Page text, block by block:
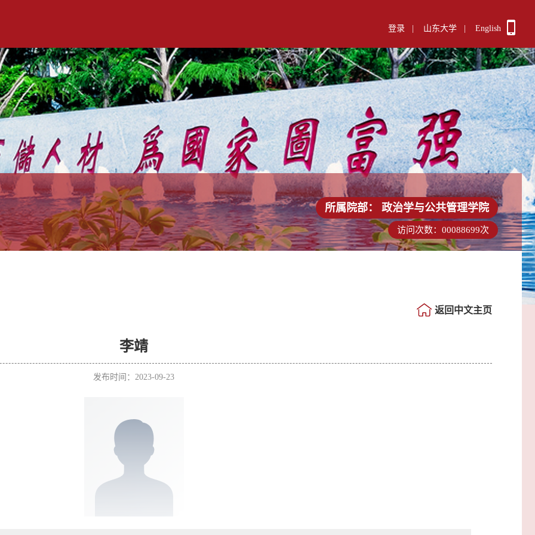
登录 山东大学 English
所属院部： 政治学与公共管理学院
访问次数： 00088699次
返回中文主页
李靖
发布时间：2023-09-23